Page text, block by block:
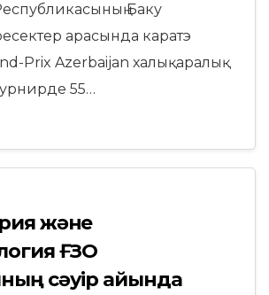
Баку
арасында каратэ
Prix Azerbaijan халықаралық
55…
және
ҒЗО
сәуір айында